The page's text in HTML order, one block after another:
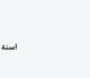
سنة صينية جديدة سعيدة!